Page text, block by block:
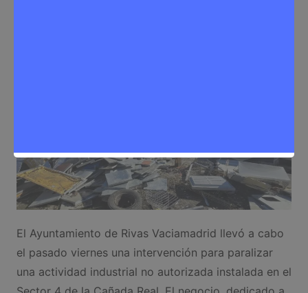
El Ayuntamiento de Rivas Vaciamadrid llevó a cabo
el pasado viernes una intervención para paralizar
una actividad industrial no autorizada instalada en el